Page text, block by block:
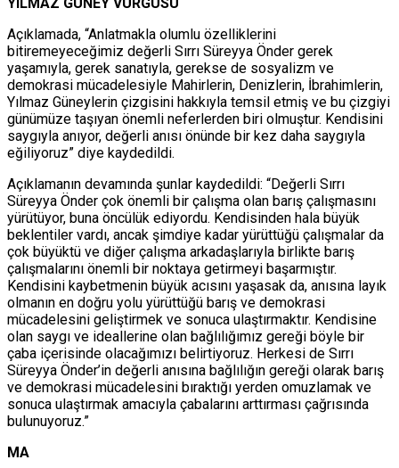
Açıklamada, “Anlatmakla olumlu özelliklerini
bitiremeyeceğimiz değerli Sırrı Süreyya Önder gerek
yaşamıyla, gerek sanatıyla, gerekse de sosyalizm ve
demokrasi mücadelesiyle Mahirlerin, Denizlerin, İbrahimlerin,
Yılmaz Güneylerin çizgisini hakkıyla temsil etmiş ve bu çizgiyi
günümüze taşıyan önemli neferlerden biri olmuştur. Kendisini
saygıyla anıyor, değerli anısı önünde bir kez daha saygıyla
eğiliyoruz” diye kaydedildi.
Açıklamanın devamında şunlar kaydedildi: “Değerli Sırrı
Süreyya Önder çok önemli bir çalışma olan barış çalışmasını
yürütüyor, buna öncülük ediyordu. Kendisinden hala büyük
beklentiler vardı, ancak şimdiye kadar yürüttüğü çalışmalar da
çok büyüktü ve diğer çalışma arkadaşlarıyla birlikte barış
çalışmalarını önemli bir noktaya getirmeyi başarmıştır.
Kendisini kaybetmenin büyük acısını yaşasak da, anısına layık
olmanın en doğru yolu yürüttüğü barış ve demokrasi
mücadelesini geliştirmek ve sonuca ulaştırmaktır. Kendisine
olan saygı ve ideallerine olan bağlılığımız gereği böyle bir
çaba içerisinde olacağımızı belirtiyoruz. Herkesi de Sırrı
Süreyya Önder’in değerli anısına bağlılığın gereği olarak barış
ve demokrasi mücadelesini bıraktığı yerden omuzlamak ve
sonuca ulaştırmak amacıyla çabalarını arttırması çağrısında
bulunuyoruz.”
MA